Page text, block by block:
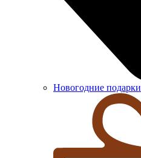
Новогодние подарки